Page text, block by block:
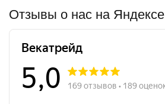
Отзывы о нас на Яндексе